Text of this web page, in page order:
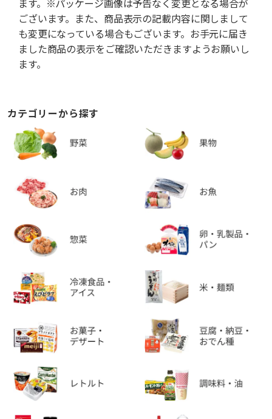
ます。※パッケージ画像は予告なく変更となる場合が
ございます。また、商品表示の記載内容に関しまして
も変更になっている場合もございます。お手元に届き
ました商品の表示をご確認いただきますようお願いし
ます。
カテゴリーから探す